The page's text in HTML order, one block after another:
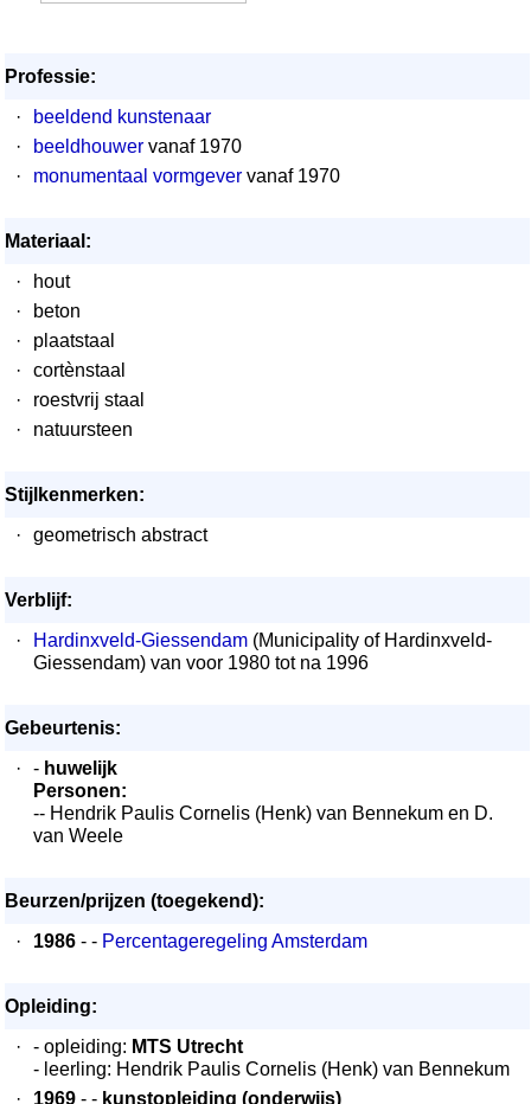
Professie:
·
beeldend kunstenaar
·
beeldhouwer vanaf 1970
·
monumentaal vormgever vanaf 1970
Materiaal:
·
hout
·
beton
·
plaatstaal
·
cortènstaal
·
roestvrij staal
·
natuursteen
Stijlkenmerken:
·
geometrisch abstract
Verblijf:
·
Hardinxveld-Giessendam (Municipality of Hardinxveld-
Giessendam) van voor 1980 tot na 1996
Gebeurtenis:
·
- huwelijk
Personen:
-- Hendrik Paulis Cornelis (Henk) van Bennekum en D.
van Weele
Beurzen/prijzen (toegekend):
·
1986 - - Percentageregeling Amsterdam
Opleiding:
·
- opleiding: MTS Utrecht
- leerling: Hendrik Paulis Cornelis (Henk) van Bennekum
·
1969 - - kunstopleiding (onderwijs)